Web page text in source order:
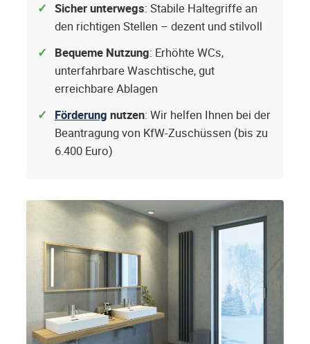
Sicher unterwegs: Stabile Haltegriffe an
den richtigen Stellen – dezent und stilvoll
Bequeme Nutzung: Erhöhte WCs,
unterfahrbare Waschtische, gut
erreichbare Ablagen
Förderung nutzen: Wir helfen Ihnen bei der
Beantragung von KfW-Zuschüssen (bis zu
6.400 Euro)